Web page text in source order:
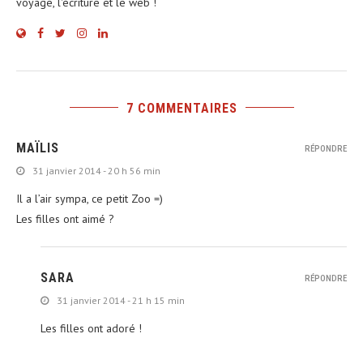
7 COMMENTAIRES
MAÏLIS
31 janvier 2014 - 20 h 56 min
Il a l’air sympa, ce petit Zoo =)
Les filles ont aimé ?
RÉPONDRE
SARA
31 janvier 2014 - 21 h 15 min
Les filles ont adoré !
RÉPONDRE